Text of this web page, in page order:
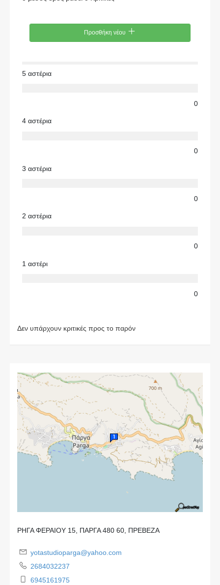
Προσθήκη νέου
5 αστέρια
0
4 αστέρια
0
3 αστέρια
0
2 αστέρια
0
1 αστέρι
0
Δεν υπάρχουν κριτικές προς το παρόν
ΡΗΓΑ ΦΕΡΑΙΟΥ 15, ΠΑΡΓΑ 480 60, ΠΡΕΒΕΖΑ
yotastudioparga@yahoo.com
2684032237
6945161975